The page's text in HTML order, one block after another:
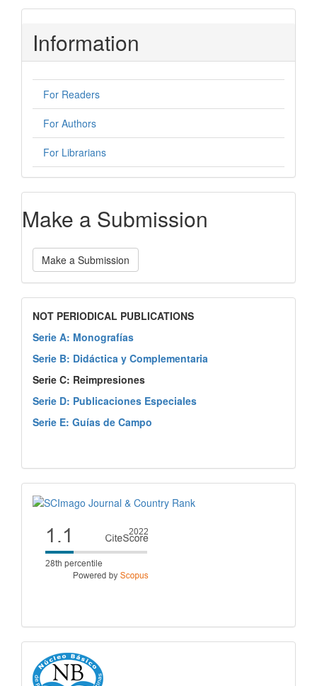
Information
For Readers
For Authors
For Librarians
Make a Submission
Make a Submission
NOT PERIODICAL PUBLICATIONS
Serie A: Monografías
Serie B: Didáctica y Complementaria
Serie C: Reimpresiones
Serie D: Publicaciones Especiales
Serie E: Guías de Campo